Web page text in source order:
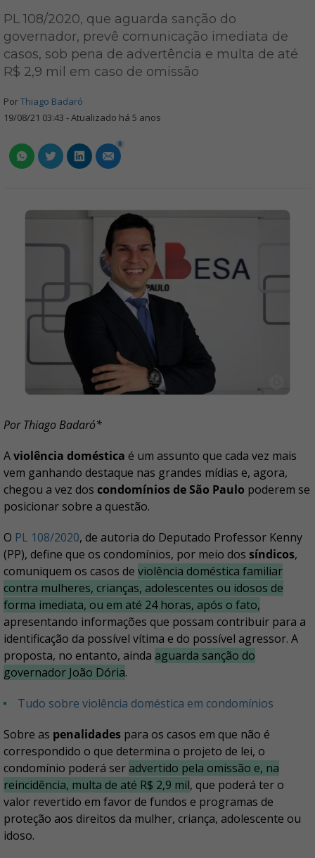
PL 108/2020, que aguarda sanção do
governador, prevê comunicação imediata de
casos, sob pena de advertência e multa de até
R$ 2,9 mil em caso de omissão
PorThiago Badaró
19/08/21 03:43 - Atualizado há 5 anos
0
Por Thiago Badaró*
Aviolência doméstica é um assunto que cada vez mais
vem ganhando destaque nas grandes mídias e, agora,
chegou a vez dos condomínios de São Paulo poderem se
posicionar sobre a questão.
O PL 108/2020, de autoria do Deputado Professor Kenny
(PP), define que os condomínios, por meio dos síndicos,
comuniquem os casos de violência doméstica familiar
contra mulheres, crianças, adolescentes ou idosos de
forma imediata, ou em até 24 horas, após o fato,
apresentando informações que possam contribuir para a
identificação da possível vítima e do possível agressor. A
proposta, no entanto, ainda aguarda sanção do
governador João Dória.
Tudo sobre violência doméstica em condomínios
Sobre as penalidades para os casos em que não é
correspondido o que determina o projeto de lei, o
condomínio poderá ser advertido pela omissão e, na
reincidência, multa de até R$ 2,9 mil, que poderá ter o
valor revertido em favor de fundos e programas de
proteção aos direitos da mulher, criança, adolescente ou
idoso.